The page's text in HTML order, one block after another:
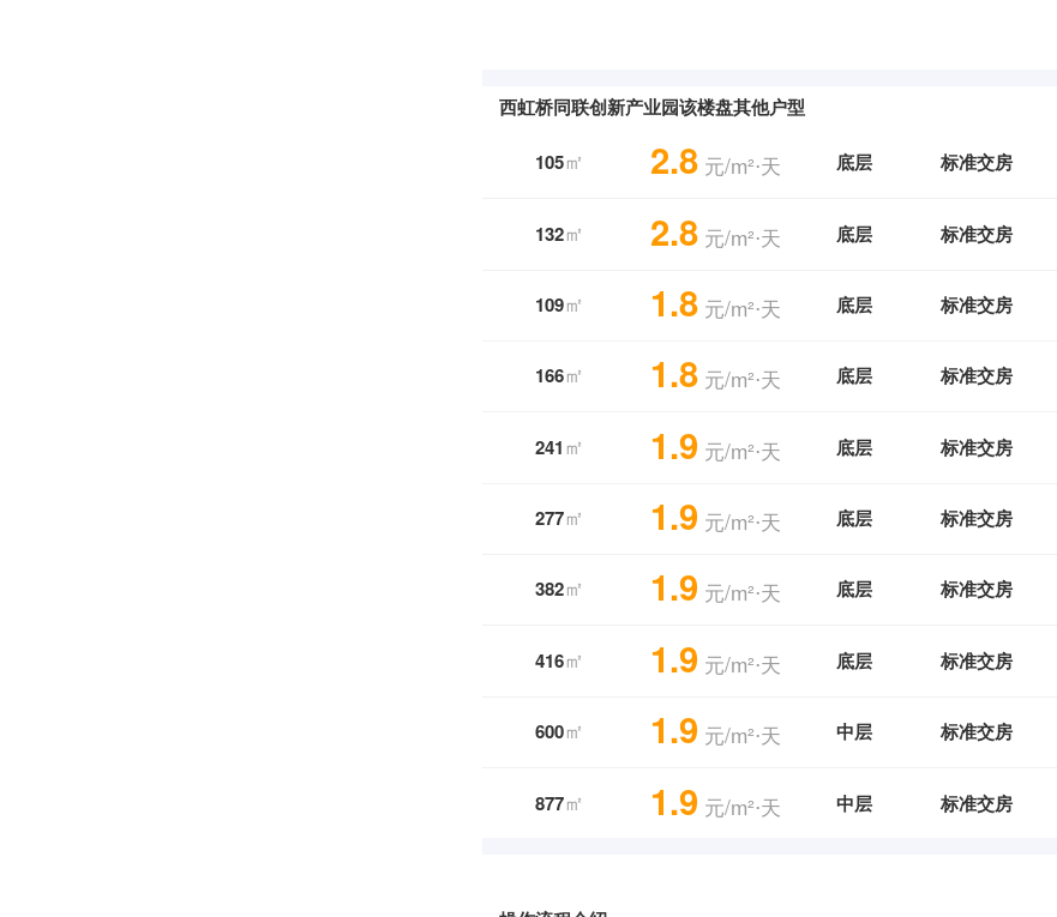
西虹桥同联创新产业园该楼盘其他户型
105㎡ 2.8 元/m²⋅天 底层 标准交房
132㎡ 2.8 元/m²⋅天 底层 标准交房
109㎡ 1.8 元/m²⋅天 底层 标准交房
166㎡ 1.8 元/m²⋅天 底层 标准交房
241 ㎡ 1.9 元/m²⋅天 底层 标准交房
277㎡ 1.9 元/m²⋅天 底层 标准交房
382㎡ 1.9 元/m²⋅天 底层 标准交房
416㎡ 1.9 元/m²⋅天 底层 标准交房
600㎡ 1.9 元/m²⋅天 中层 标准交房
877㎡ 1.9 元/m²⋅天 中层 标准交房